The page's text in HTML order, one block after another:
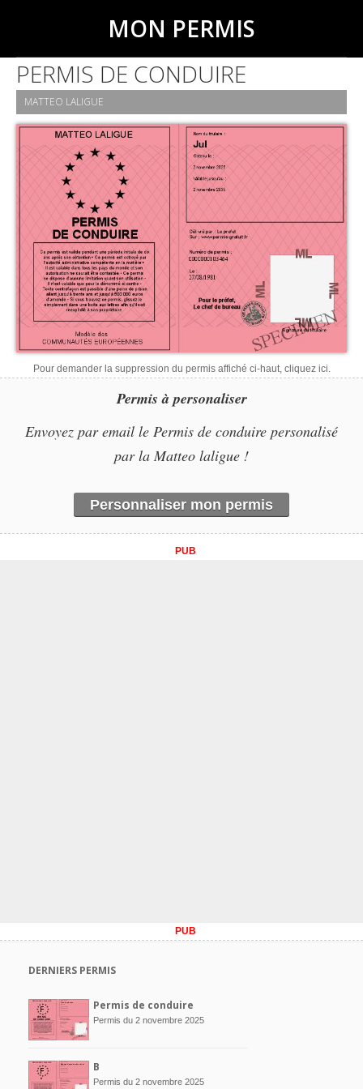
MON PERMIS
PERMIS DE CONDUIRE
MATTEO LALIGUE
Pour demander la suppression du permis affiché ci-haut, cliquez ici.
Permis à personaliser
Envoyez par email le Permis de conduire personalisé
par la Matteo laligue !
Personnaliser mon permis
PUB
PUB
DERNIERS PERMIS
Permis de conduire
Permis du 2 novembre 2025
B
Permis du 2 novembre 2025